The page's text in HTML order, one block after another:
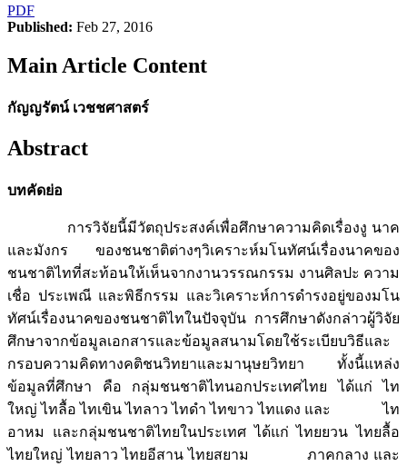
PDF
Published: Feb 27, 2016
Main Article Content
กัญญรัตน์ เวชชศาสตร์
Abstract
บทคัดย่อ
การวิจัยนี้มีวัตถุประสงค์เพื่อศึกษาความคิดเรื่องงู นาค
และมังกร ของชนชาติต่างๆวิเคราะห์มโนทัศน์เรื่องนาคของ
ชนชาติไทที่สะท้อนให้เห็นจากงานวรรณกรรม งานศิลปะ ความ
เชื่อ ประเพณี และพิธีกรรม และวิเคราะห์การดำรงอยู่ของมโน
ทัศน์เรื่องนาคของชนชาติไทในปัจจุบัน การศึกษาดังกล่าวผู้วิจัย
ศึกษาจากข้อมูลเอกสารและข้อมูลสนามโดยใช้ระเบียบวิธีและ
กรอบความคิดทางคติชนวิทยาและมานุษยวิทยา ทั้งนี้แหล่ง
ข้อมูลที่ศึกษา คือ กลุ่มชนชาติไทนอกประเทศไทย ได้แก่ ไท
ใหญ่ ไทลื้อ ไทเขิน ไทลาว ไทดำ ไทขาว ไทแดง และ ไท
อาหม และกลุ่มชนชาติไทยในประเทศ ได้แก่ ไทยยวน ไทยลื้อ
ไทยใหญ่ ไทยลาว ไทยอีสาน ไทยสยาม ภาคกลาง และ